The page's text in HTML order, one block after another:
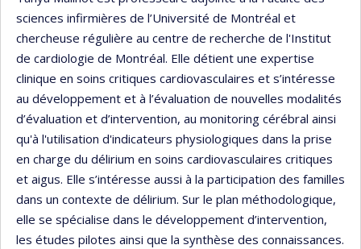
sciences infirmières de l’Université de Montréal et
chercheuse régulière au centre de recherche de l'Institut
de cardiologie de Montréal. Elle détient une expertise
clinique en soins critiques cardiovasculaires et s’intéresse
au développement et à l’évaluation de nouvelles modalités
d’évaluation et d’intervention, au monitoring cérébral ainsi
qu'à l'utilisation d'indicateurs physiologiques dans la prise
en charge du délirium en soins cardiovasculaires critiques
et aigus. Elle s’intéresse aussi à la participation des familles
dans un contexte de délirium. Sur le plan méthodologique,
elle se spécialise dans le développement d’intervention,
les études pilotes ainsi que la synthèse des connaissances.